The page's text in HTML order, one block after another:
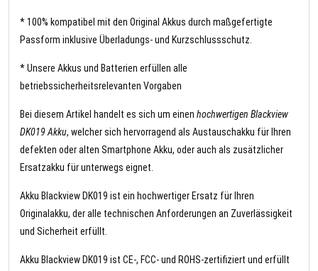
* 100% kompatibel mit den Original Akkus durch maßgefertigte
Passform inklusive Überladungs- und Kurzschlussschutz.
* Unsere Akkus und Batterien erfüllen alle
betriebssicherheitsrelevanten Vorgaben
Bei diesem Artikel handelt es sich um einen hochwertigen Blackview
DK019 Akku, welcher sich hervorragend als Austauschakku für Ihren
defekten oder alten Smartphone Akku, oder auch als zusätzlicher
Ersatzakku für unterwegs eignet.
Akku Blackview DK019 ist ein hochwertiger Ersatz für Ihren
Originalakku, der alle technischen Anforderungen an Zuverlässigkeit
und Sicherheit erfüllt.
Akku Blackview DK019 ist CE-, FCC- und ROHS-zertifiziert und erfüllt